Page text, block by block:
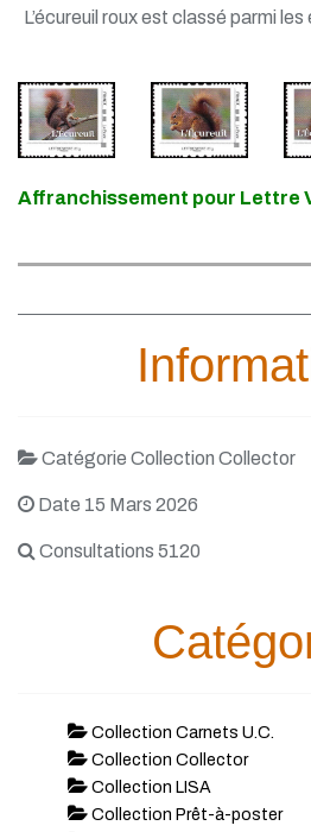
L’écureuil roux est classé parmi
Affranchissement pour Lettre
Catégorie Collection Collector
Date 15 Mars 2026
Consultations 5120
Collection Carnets U.C.
Collection Collector
Collection LISA
Collection Prêt-à-poster